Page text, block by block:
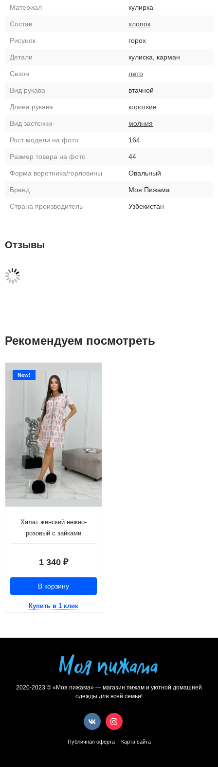
Материал кулирка
Состав хлопок
Рисунок горох
Детали кулиска, карман
Сезон лето
Вид рукава втачной
Длина рукава короткие
Вид застежки молния
Рост модели на фото 164
Размер товара на фото 44
Форма воротника/горловины Овальный
Бренд Моя Пижама
Страна производитель Узбекистан
Отзывы
Рекомендуем посмотреть
New!
Халат женский нежно-
розовый с зайками
1 340 ₽
В корзину
Купить в 1 клик
2020-2023 © «Моя пижама» — магазин пижам и уютной домашней
одежды для всей семьи!
Публичная оферта | Карта сайта